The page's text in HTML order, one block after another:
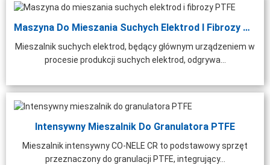
Maszyna Do Mieszania Suchych Elektrod I Fibrozy PTFE
Mieszalnik suchych elektrod, będący głównym urządzeniem w
procesie produkcji suchych elektrod, odgrywa...
Intensywny Mieszalnik Do Granulatora PTFE
Mieszalnik intensywny CO-NELE CR to podstawowy sprzęt
przeznaczony do granulacji PTFE, integrujący...